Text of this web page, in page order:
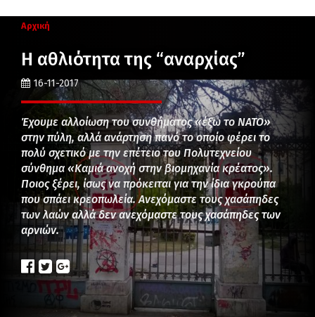
Αρχική
Η αθλιότητα της “αναρχίας”
16-11-2017
Έχουμε αλλοίωση του συνθήματος «έξω το ΝΑΤΟ»
στην πύλη, αλλά ανάρτηση πανό το οποίο φέρει το
πολύ σχετικό με την επέτειο του Πολυτεχνείου
σύνθημα «Καμιά ανοχή στην βιομηχανία κρέατος».
Ποιος ξέρει, ίσως να πρόκειται για την ίδια γκρούπα
που σπάει κρεοπωλεία. Ανεχόμαστε τους χασάπηδες
των λαών αλλά δεν ανεχόμαστε τους χασάπηδες των
αρνιών.